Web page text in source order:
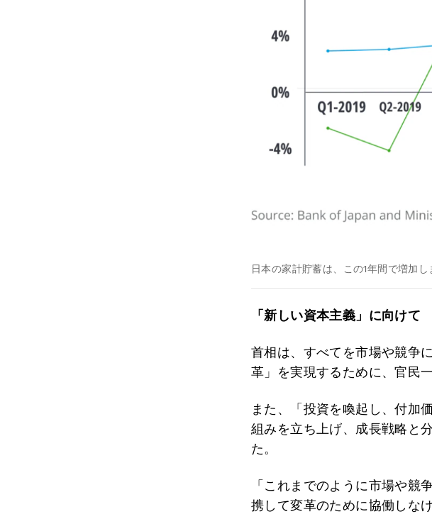
日本の家計貯蓄は、この1年間で増加し
「新しい資本主義」に向けて
首相は、すべてを市場や競争
革」を実現するために、官民
また、「投資を喚起し、付加
組みを立ち上げ、成長戦略と
た。
「これまでのように市場や競
携して変革のために協働しな